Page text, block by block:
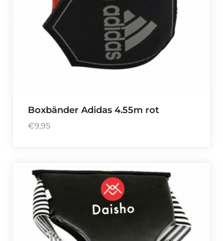
Boxbänder Adidas 4.55m rot
€9,95